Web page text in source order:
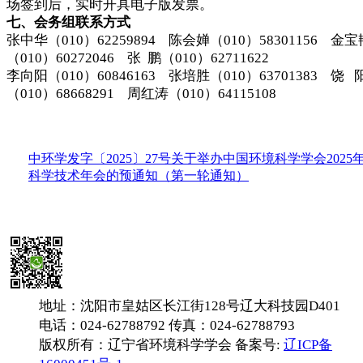
场签到后，实时开具电子版发票。
七、会务组联系方式
张中华（010）62259894 陈会婵（010）58301156 金宝
（010）60272046 张 鹏（010）62711622
李向阳（010）60846163 张培胜（010）63701383 饶
（010）68668291 周红涛（010）64115108
中环学发字〔2025〕27号关于举办中国环境科学学会2025
科学技术年会的预通知（第一轮通知）
地址：沈阳市皇姑区长江街128号辽大科技园D401
电话：024-62788792 传真：024-62788793
版权所有：辽宁省环境科学学会 备案号: 辽ICP备